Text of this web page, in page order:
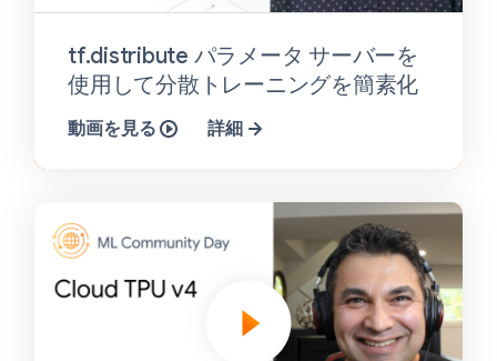
tf.distribute パラメータ サーバーを
使用して分散トレーニングを簡素化
動画を見る 詳細